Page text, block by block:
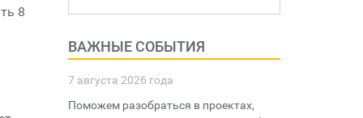
8
ВАЖНЫЕ СОБЫТИЯ
7 августа 2026 года
Поможем разобраться в проектах,